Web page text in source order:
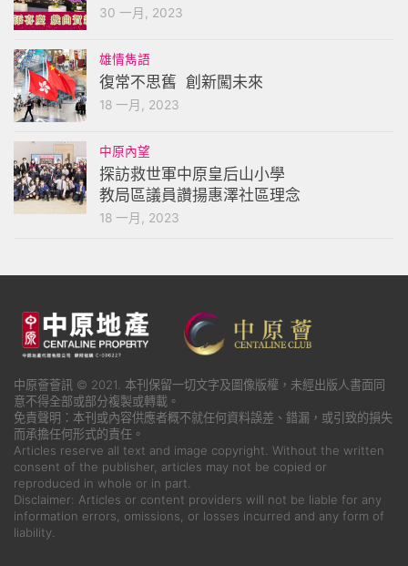
30 一月, 2023
雄情雋語
復常不思舊 創新闖未來
18 一月, 2023
中原內望
探訪救世軍中原皇后山小學
教局區議員讚揚惠澤社區理念
18 一月, 2023
中原薈薈訊 © 2021. 本刊保留一切文字及圖像版權，未經出版人書面同
意不得全部或部分複製或轉載。
免責聲明：本刊或內容供應者概不就任何資料誤差、錯漏，或引致的損失
而承擔任何形式的責任。
Articles reserve all text and image copyright. Without the written
consent of the publisher, articles may not be copied or
reproduced in whole or in part.
Disclaimer: Articles or content providers will not be liable for any
information errors, omissions, or losses incurred and any form of
liability.